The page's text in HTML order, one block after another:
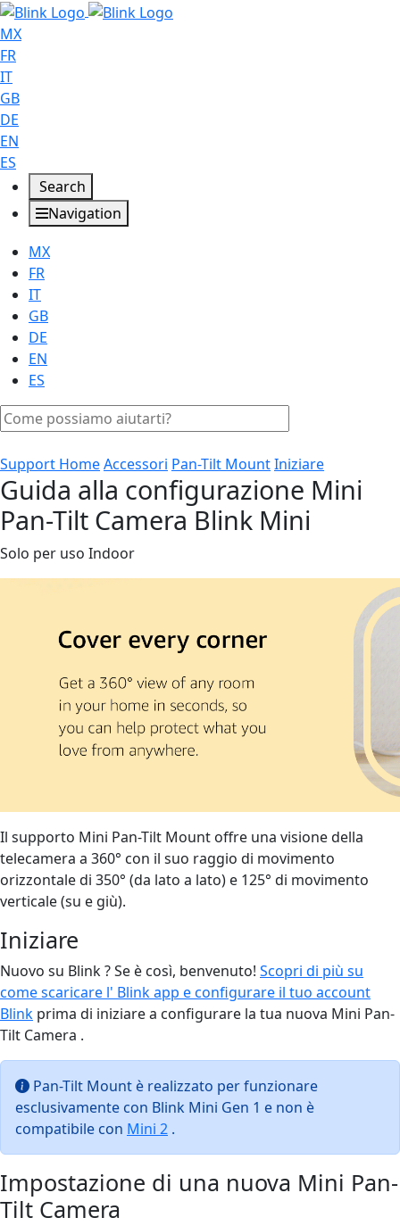
MX
FR
IT
GB
DE
EN
ES
Search
Navigation
MX
FR
IT
GB
DE
EN
ES
Support HomeAccessori Pan-Tilt MountIniziare
Guida alla configurazione Mini
Pan-Tilt Camera Blink Mini
Solo per uso Indoor
Il supporto Mini Pan-Tilt Mount offre una visione della
telecamera a 360° con il suo raggio di movimento
orizzontale di 350° (da lato a lato) e 125° di movimento
verticale (su e giù).
Iniziare
Nuovo su Blink ? Se è così, benvenuto! Scopri di più su
come scaricare l' Blink app e configurare il tuo account
Blink prima di iniziare a configurare la tua nuova Mini Pan-
Tilt Camera .
Pan-Tilt Mount è realizzato per funzionare
esclusivamente con Blink Mini Gen 1 e non è
compatibile con Mini 2 .
Impostazione di una nuova Mini Pan-
Tilt Camera